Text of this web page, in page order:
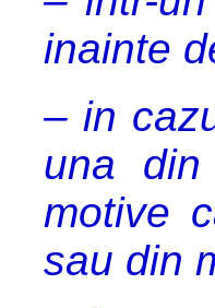
inainte
– in
una
motive
sau din